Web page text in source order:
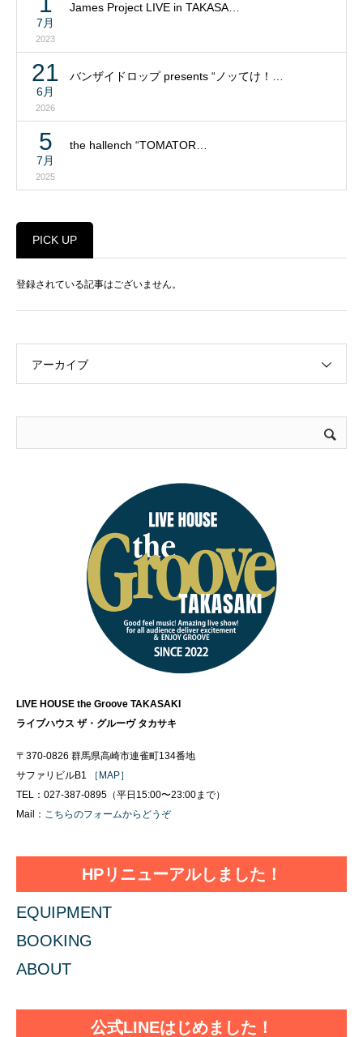
7月
2023
James Project LIVE in TAKASA…
21
6月
2026
バンザイドロップ presents “ノッてけ！…
5
7月
2025
the hallench “TOMATOR…
PICK UP
登録されている記事はございません。
アーカイブ
LIVE HOUSE the Groove TAKASAKI
ライブハウス ザ・グルーヴ タカサキ
〒370-0826 群馬県高崎市連雀町134番地
サファリビルB1
［MAP］
TEL：027-387-0895（平日15:00〜23:00まで）
Mail： こちらのフォームからどうぞ
HPリニューアルしました！
EQUIPMENT
BOOKING
ABOUT
公式LINEはじめました！